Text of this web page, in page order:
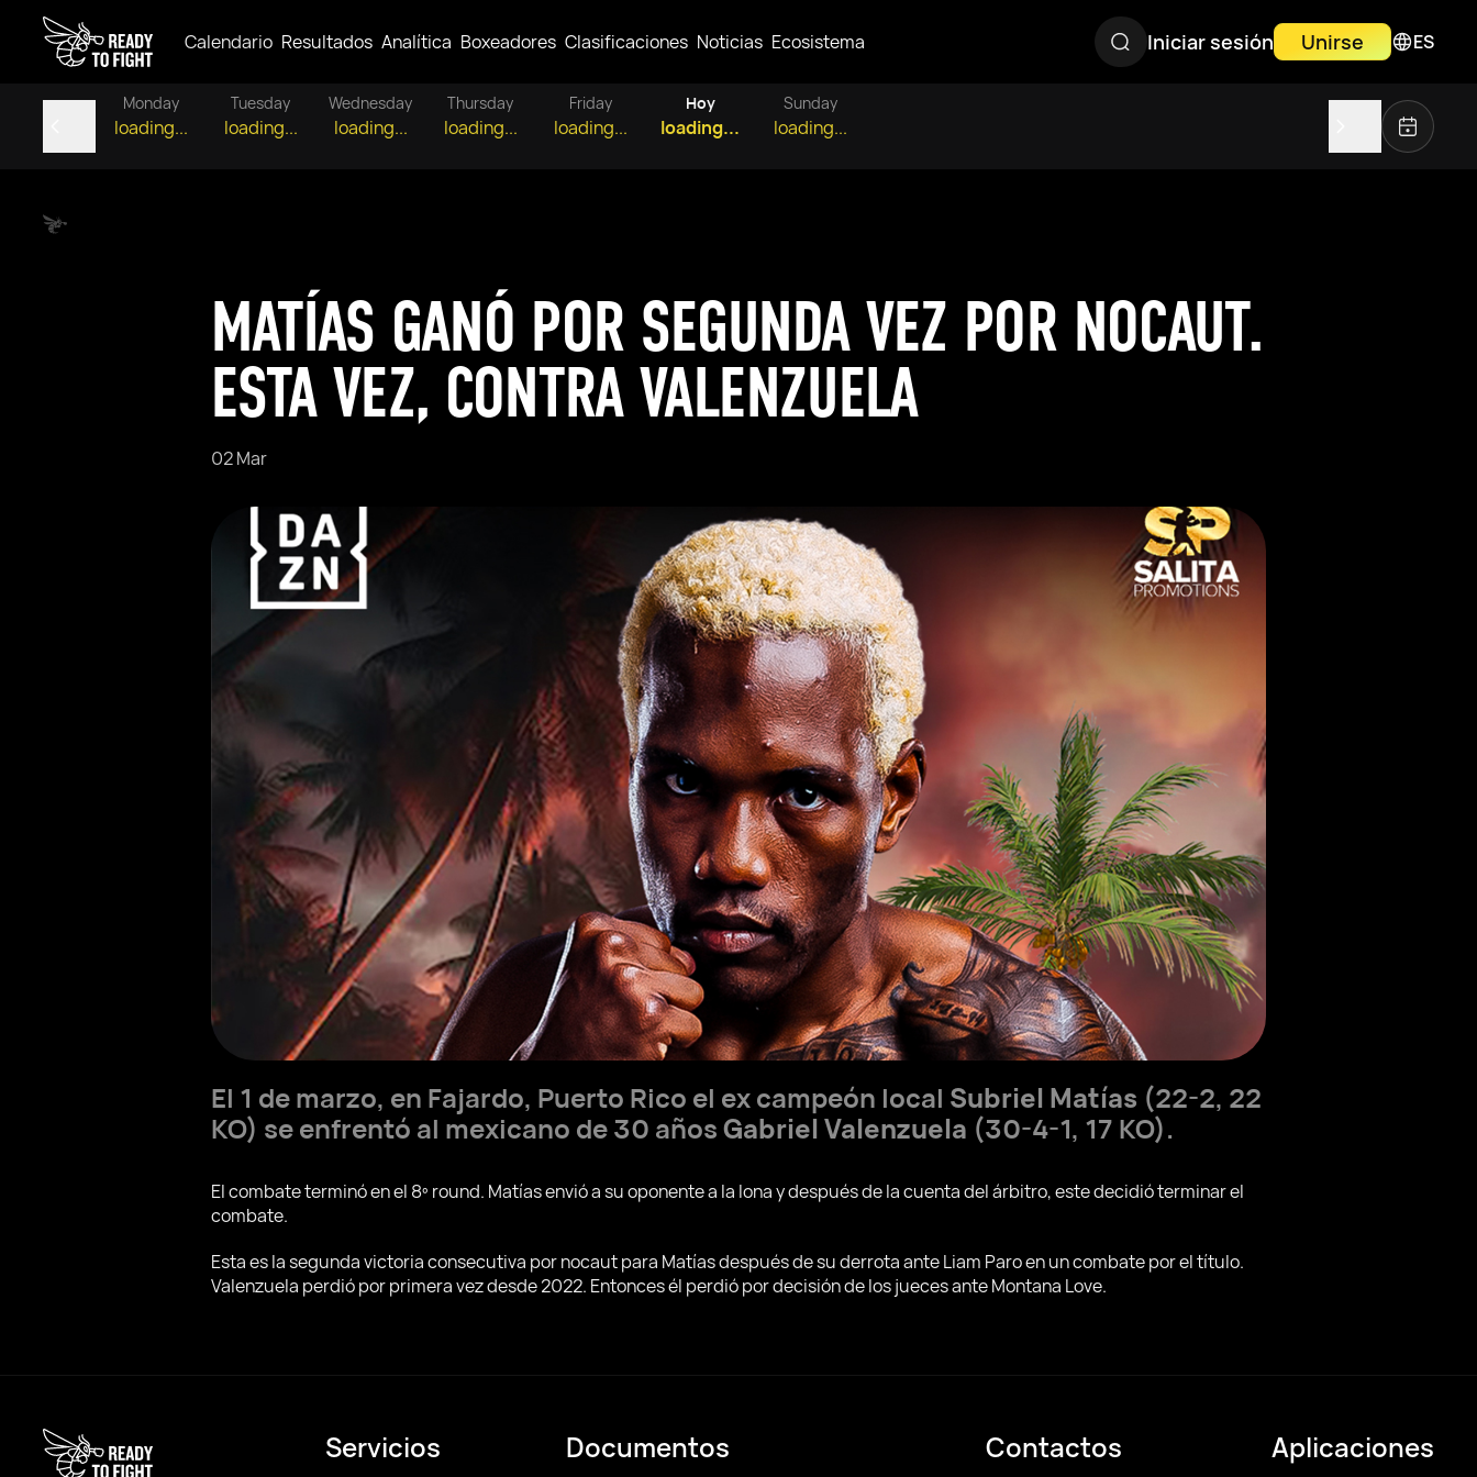
Calendario Resultados Analítica Boxeadores Clasificaciones Noticias Ecosistema Iniciar sesión Unirse ES
Monday
loading...
Tuesday
loading...
Wednesday
loading...
Thursday
loading...
Friday
loading...
Hoy
loading...
Sunday
loading...
MATÍAS GANÓ POR SEGUNDA VEZ POR NOCAUT.
ESTA VEZ, CONTRA VALENZUELA
02 Mar
El 1 de marzo, en Fajardo, Puerto Rico el ex campeón local Subriel Matías (22-2, 22
KO) se enfrentó al mexicano de 30 añosGabriel Valenzuela (30-4-1, 17 KO).
El combate terminó en el 8º round. Matías envió a su oponente a la lona y después de la cuenta del árbitro, este decidió terminar el
combate.
Esta es la segunda victoria consecutiva por nocaut para Matías después de su derrota ante Liam Paro en un combate por el título.
Valenzuela perdió por primera vez desde 2022. Entonces él perdió por decisión de los jueces ante Montana Love.
Servicios Documentos Contactos Aplicaciones